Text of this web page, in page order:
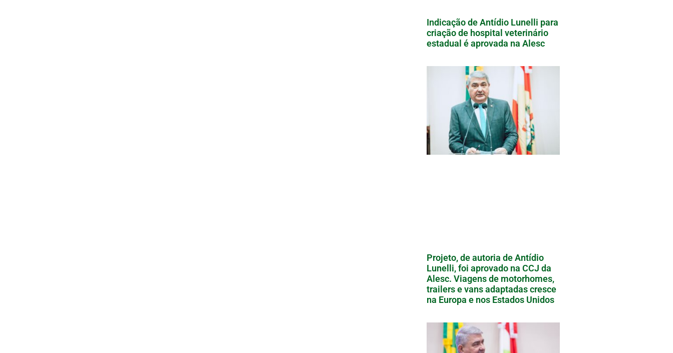
Indicação de Antídio Lunelli para
criação de hospital veterinário
estadual é aprovada na Alesc
Projeto, de autoria de Antídio
Lunelli, foi aprovado na CCJ da
Alesc. Viagens de motorhomes,
trailers e vans adaptadas cresce
na Europa e nos Estados Unidos